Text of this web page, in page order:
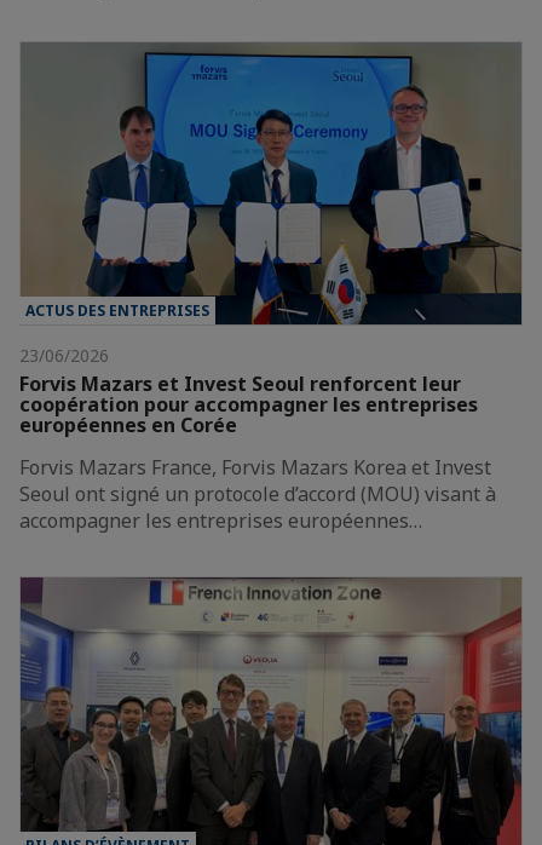
ACTUS DES ENTREPRISES
23/06/2026
Forvis Mazars et Invest Seoul renforcent leur
coopération pour accompagner les entreprises
européennes en Corée
Forvis Mazars France, Forvis Mazars Korea et Invest
Seoul ont signé un protocole d’accord (MOU) visant à
accompagner les entreprises européennes…